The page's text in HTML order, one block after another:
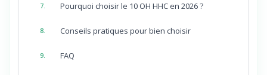
7. Pourquoi choisir le 10 OH HHC en 2026 ?
8. Conseils pratiques pour bien choisir
9. FAQ